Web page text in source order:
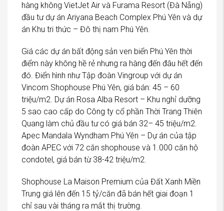
hàng không VietJet Air và Furama Resort (Đà Nẵng)
đầu tư dự án Ariyana Beach Complex Phú Yên và dự
án Khu tri thức – Đô thị nam Phú Yên.
Giá các dự án bất động sản ven biển Phú Yên thời
điểm này không hề rẻ nhưng ra hàng đến đâu hết đến
đó. Điển hình như Tập đoàn Vingroup với dự án
Vincom Shophouse Phú Yên, giá bán: 45 – 60
triệu/m2. Dự án Rosa Alba Resort – Khu nghỉ dưỡng
5 sao cao cấp do Công ty cổ phần Thời Trang Thiên
Quang làm chủ đầu tư có giá bán 32– 45 triệu/m2.
Apec Mandala Wyndham Phú Yên – Dự án của tập
đoàn APEC với 72 căn shophouse và 1.000 căn hộ
condotel, giá bán từ 38-42 triệu/m2.
Shophouse La Maison Premium của Đất Xanh Miền
Trung giá lên đến 15 tỷ/căn đã bán hết giai đoạn 1
chỉ sau vài tháng ra mắt thị trường.